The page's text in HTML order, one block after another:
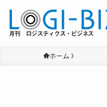
ホーム